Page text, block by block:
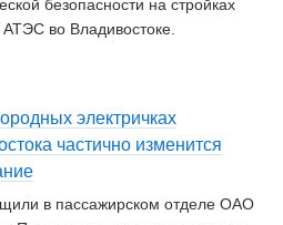
безопасности на стройках
во Владивостоке.
электричках
частично изменится
в пассажирском отделе ОАО